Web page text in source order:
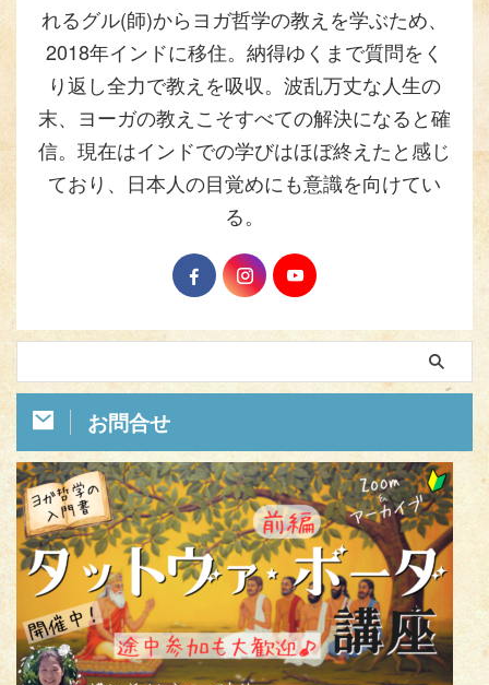
れるグル(師)からヨガ哲学の教えを学ぶため、
2018年インドに移住。納得ゆくまで質問をく
り返し全力で教えを吸収。波乱万丈な人生の
末、ヨーガの教えこそすべての解決になると確
信。現在はインドでの学びはほぼ終えたと感じ
ており、日本人の目覚めにも意識を向けてい
る。
お問合せ